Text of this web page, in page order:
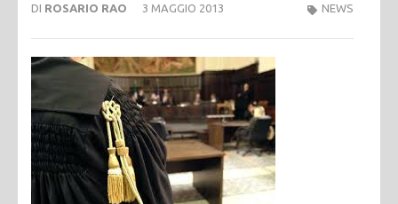
DI ROSARIO RAO 3 MAGGIO 2013 NEWS